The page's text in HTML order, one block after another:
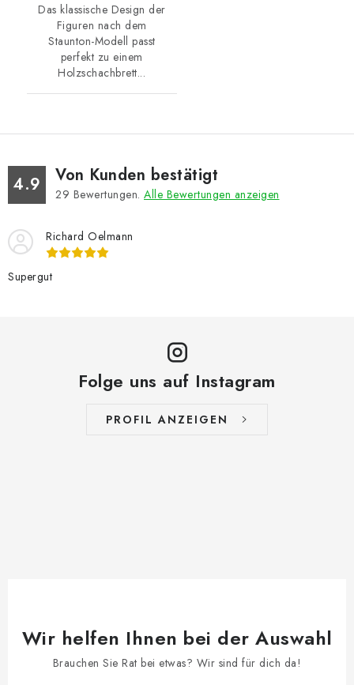
Das klassische Design der
Figuren nach dem
Staunton-Modell passt
perfekt zu einem
Holzschachbrett...
4.9 Von Kunden bestätigt
29 Bewertungen. Alle Bewertungen anzeigen
Richard Oelmann
Supergut
Folge uns auf Instagram
PROFIL ANZEIGEN
Wir helfen Ihnen bei der Auswahl
Brauchen Sie Rat bei etwas? Wir sind für dich da!